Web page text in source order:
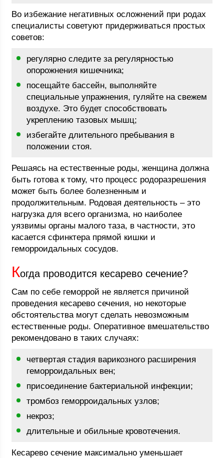
Во избежание негативных осложнений при родах
специалисты советуют придерживаться простых
советов:
регулярно следите за регулярностью
опорожнения кишечника;
посещайте бассейн, выполняйте
специальные упражнения, гуляйте на свежем
воздухе. Это будет способствовать
укреплению тазовых мышц;
избегайте длительного пребывания в
положении стоя.
Решаясь на естественные роды, женщина должна
быть готова к тому, что процесс родоразрешения
может быть более болезненным и
продолжительным. Родовая деятельность – это
нагрузка для всего организма, но наиболее
уязвимы органы малого таза, в частности, это
касается сфинктера прямой кишки и
геморроидальных сосудов.
Когда проводится кесарево сечение?
Сам по себе геморрой не является причиной
проведения кесарево сечения, но некоторые
обстоятельства могут сделать невозможным
естественные роды. Оперативное вмешательство
рекомендовано в таких случаях:
четвертая стадия варикозного расширения
геморроидальных вен;
присоединение бактериальной инфекции;
тромбоз геморроидальных узлов;
некроз;
длительные и обильные кровотечения.
Кесарево сечение максимально уменьшает